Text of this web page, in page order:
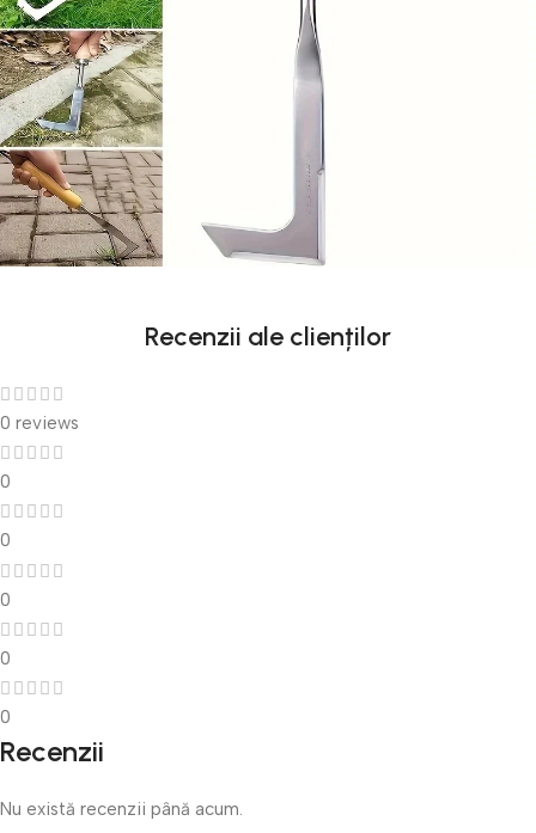
Recenzii ale clienților
0 reviews
0
0
0
0
0
Recenzii
Nu există recenzii până acum.